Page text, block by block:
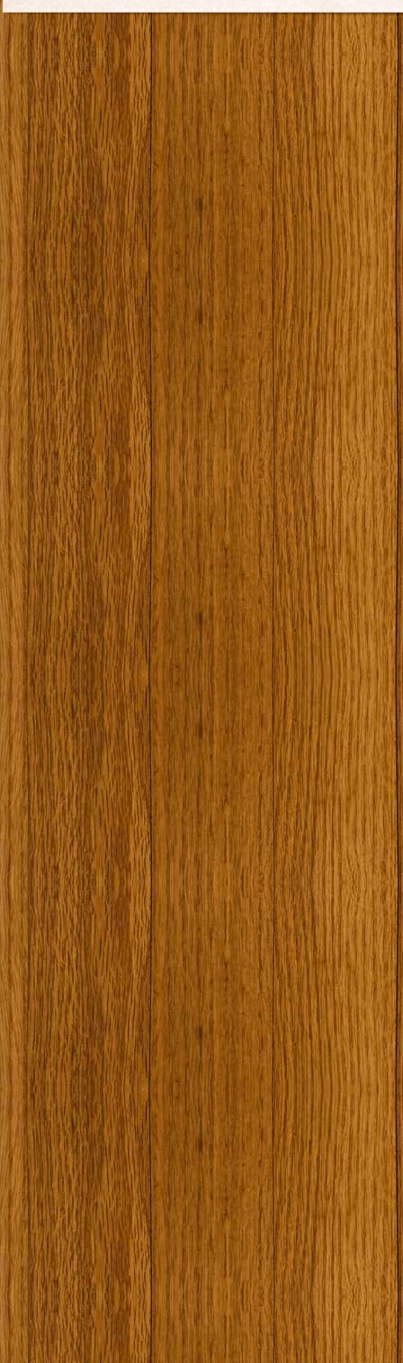
Offerte Lavoro Toscana Perchè nasce RadioLavoroLibero?